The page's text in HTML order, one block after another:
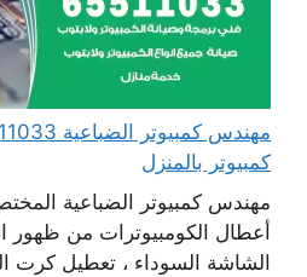
كمبيوتر بالمنزل
مهندس كمبيوتر الضباعية
أعطال الكومبيوترات من ظهور
الشاشة السوداء ، تعطيل كرت